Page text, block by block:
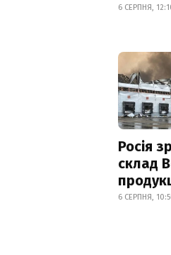
6 СЕРПНЯ,
Росія
склад
6 СЕРПНЯ,